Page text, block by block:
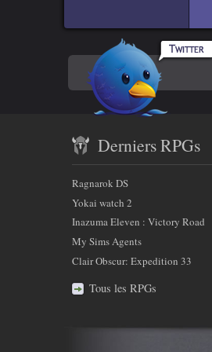
c
)
En
savoir
plus
sur
nous
Rpgamers
sur
Twitter
récent
et
partenaires
Derniers RPGs
Ragnarok DS
Yokai watch 2
Inazuma Eleven : Victory Road
My Sims Agents
Clair Obscur: Expedition 33
Tous les RPGs